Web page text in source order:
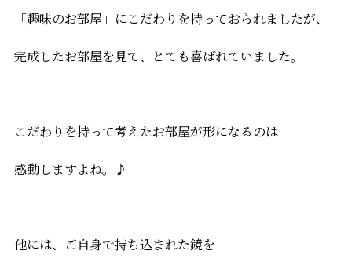
「趣味のお部屋」にこだわりを持っておられましたが、
完成したお部屋を見て、とても喜ばれていました。
こだわりを持って考えたお部屋が形になるのは
感動しますよね。♪
他には、ご自身で持ち込まれた鏡を